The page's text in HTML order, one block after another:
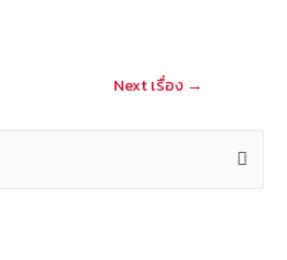
at
Next เรื่อง →